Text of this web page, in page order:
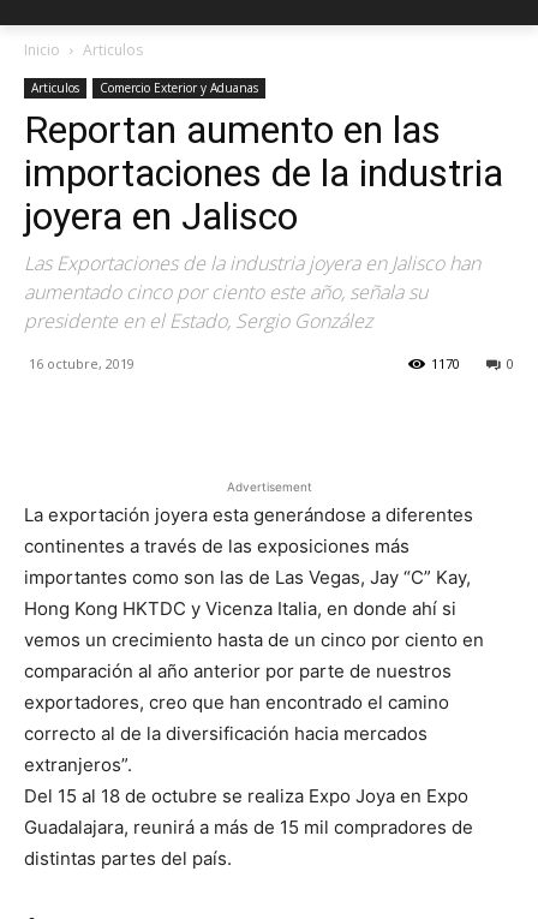
Inicio Articulos
Articulos Comercio Exterior y Aduanas
Reportan aumento en las
importaciones de la industria
joyera en Jalisco
Las Exportaciones de la industria joyera en Jalisco han
aumentado cinco por ciento este año, señala su
presidente en el Estado, Sergio González
16 octubre, 2019 0
1170
Advertisement
La exportación joyera esta generándose a diferentes
continentes a través de las exposiciones más
importantes como son las de Las Vegas, Jay “C” Kay,
Hong Kong HKTDC y Vicenza Italia, en donde ahí si
vemos un crecimiento hasta de un cinco por ciento en
comparación al año anterior por parte de nuestros
exportadores, creo que han encontrado el camino
correcto al de la diversificación hacia mercados
extranjeros”.
Del 15 al 18 de octubre se realiza Expo Joya en Expo
Guadalajara, reunirá a más de 15 mil compradores de
distintas partes del país.